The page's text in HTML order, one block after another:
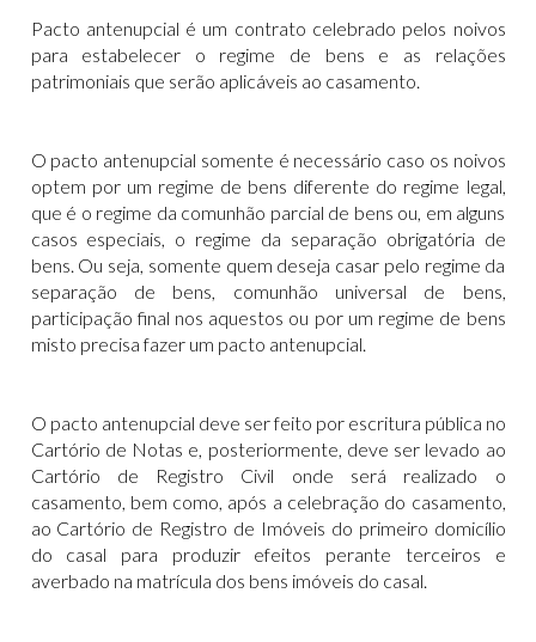
Pacto antenupcial é um contrato celebrado pelos noivos
para estabelecer o regime de bens e as relações
patrimoniais que serão aplicáveis ao casamento.
O pacto antenupcial somente é necessário caso os noivos
optem por um regime de bens diferente do regime legal,
que é o regime da comunhão parcial de bens ou, em alguns
casos especiais, o regime da separação obrigatória de
bens. Ou seja, somente quem deseja casar pelo regime da
separação de bens, comunhão universal de bens,
participação final nos aquestos ou por um regime de bens
misto precisa fazer um pacto antenupcial.
O pacto antenupcial deve ser feito por escritura pública no
Cartório de Notas e, posteriormente, deve ser levado ao
Cartório de Registro Civil onde será realizado o
casamento, bem como, após a celebração do casamento,
ao Cartório de Registro de Imóveis do primeiro domicílio
do casal para produzir efeitos perante terceiros e
averbado na matrícula dos bens imóveis do casal.